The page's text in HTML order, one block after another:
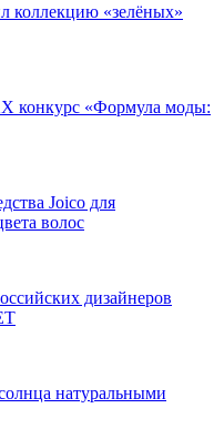
коллекцию «зелёных»
конкурс «Формула моды:
Joico для
волос
дизайнеров
натуральными